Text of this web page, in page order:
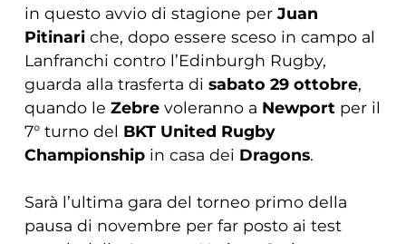
in questo avvio di stagione per Juan
Pitinariche, dopo essere sceso in campo al
Lanfranchi contro l’Edinburgh Rugby,
guarda alla trasferta di sabato 29 ottobre,
quando le Zebre voleranno a Newport per il
7° turno del BKT United Rugby
Championshipin casa dei Dragons.
Sarà l’ultima gara del torneo primo della
pausa di novembre per far posto ai test